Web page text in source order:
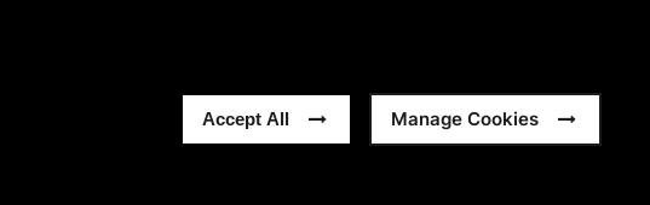
Accept All Manage Cookies
de Privacidad Modern Slavery Statement Sitemap